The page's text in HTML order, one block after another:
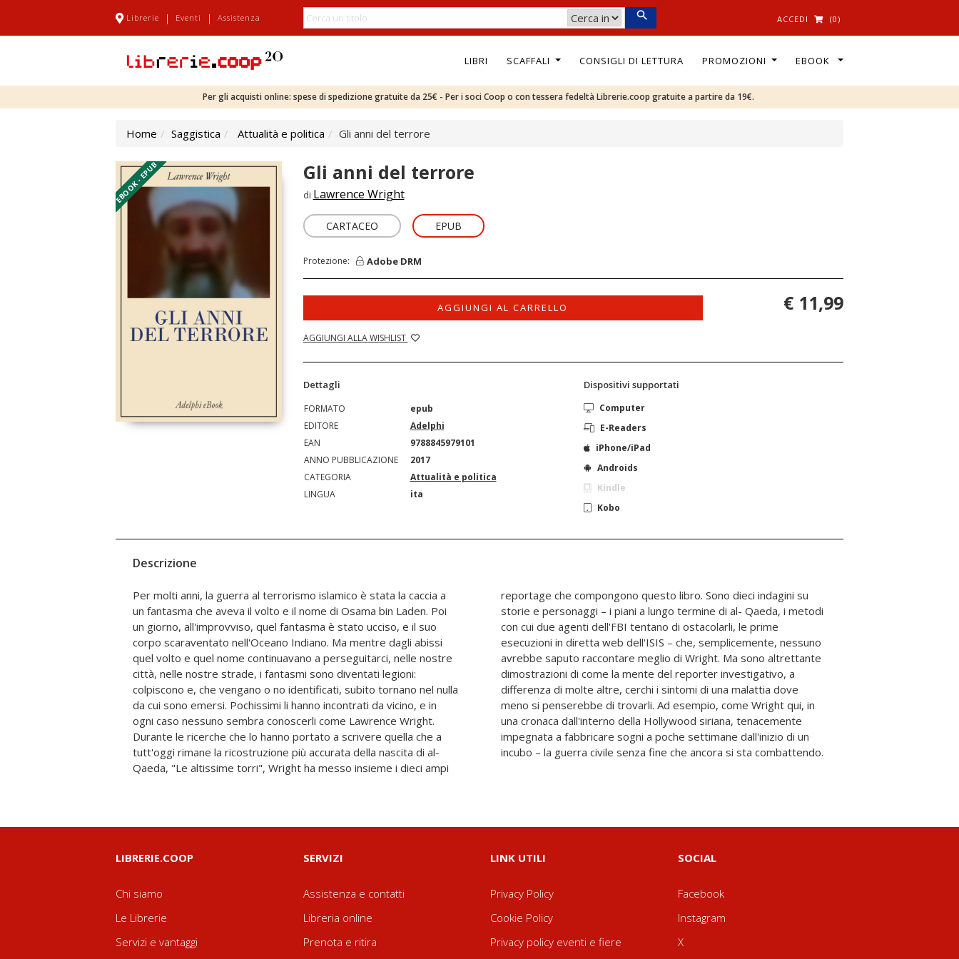
Librerie | Eventi | Assistenza ACCEDI (0)
LIBRI SCAFFALI CONSIGLI DI LETTURA PROMOZIONI EBOOK
Per gli acquisti online: spese di spedizione gratuite da 25€ - Per i soci Coop o con tessera fedeltà Librerie.coop gratuite a partire da 19€.
Home Saggistica Attualità e politica Gli anni del terrore
EBOOK - EPUB Gli anni del terrore
di Lawrence Wright
CARTACEO EPUB
Protezione: Adobe DRM
AGGIUNGI AL CARRELLO
AGGIUNGI ALLA WISHLIST
€ 11,99
Dettagli
FORMATO
epub
EDITORE
Adelphi
EAN
9788845979101
ANNO PUBBLICAZIONE
2017
CATEGORIA
Attualità e politica
LINGUA
ita
Dispositivi supportati
Computer
E-Readers
iPhone/iPad
Androids
Kindle
Kobo
Descrizione
Per molti anni, la guerra al terrorismo islamico è stata la caccia a
un fantasma che aveva il volto e il nome di Osama bin Laden. Poi
un giorno, all'improvviso, quel fantasma è stato ucciso, e il suo
corpo scaraventato nell'Oceano Indiano. Ma mentre dagli abissi
quel volto e quel nome continuavano a perseguitarci, nelle nostre
città, nelle nostre strade, i fantasmi sono diventati legioni:
colpiscono e, che vengano o no identificati, subito tornano nel nulla
da cui sono emersi. Pochissimi li hanno incontrati da vicino, e in
ogni caso nessuno sembra conoscerli come Lawrence Wright.
Durante le ricerche che lo hanno portato a scrivere quella che a
tutt'oggi rimane la ricostruzione più accurata della nascita di al-
Qaeda, "Le altissime torri", Wright ha messo insieme i dieci ampi
reportage che compongono questo libro. Sono dieci indagini su
storie e personaggi – i piani a lungo termine di al- Qaeda, i metodi
con cui due agenti dell'FBI tentano di ostacolarli, le prime
esecuzioni in diretta web dell'ISIS – che, semplicemente, nessuno
avrebbe saputo raccontare meglio di Wright. Ma sono altrettante
dimostrazioni di come la mente del reporter investigativo, a
differenza di molte altre, cerchi i sintomi di una malattia dove
meno si penserebbe di trovarli. Ad esempio, come Wright qui, in
una cronaca dall'interno della Hollywood siriana, tenacemente
impegnata a fabbricare sogni a poche settimane dall'inizio di un
incubo – la guerra civile senza fine che ancora si sta combattendo.
LIBRERIE.COOP
Chi siamo
Le Librerie
Servizi e vantaggi
SERVIZI
Assistenza e contatti
Libreria online
Prenota e ritira
LINK UTILI
Privacy Policy
Cookie Policy
Privacy policy eventi e fiere
SOCIAL
Facebook
Instagram
X